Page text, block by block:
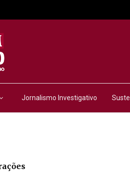
Jornalismo Investigativo